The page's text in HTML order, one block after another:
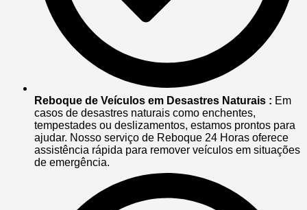
Reboque de Veículos em Desastres Naturais : Em
casos de desastres naturais como enchentes,
tempestades ou deslizamentos, estamos prontos para
ajudar. Nosso serviço de Reboque 24 Horas oferece
assistência rápida para remover veículos em situações
de emergência.